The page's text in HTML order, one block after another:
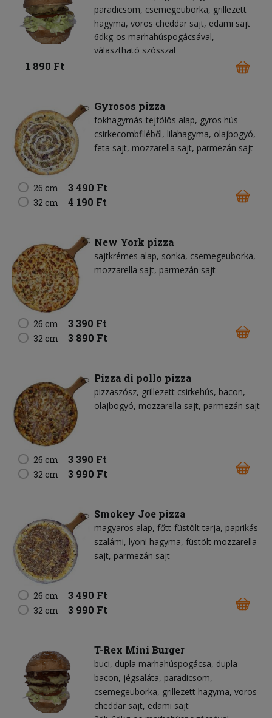
paradicsom csemegeuborka grillezett
hagyma vörös cheddar sajt edami sajt
6dkg-os marhahúspogácsával,
választható szósszal
1 890 Ft
Gyrosos pizza
fokhagymás-tejfölös alap gyros hús
csirkecombfiléből lilahagyma olajbogyó
feta sajt mozzarella sajt parmezán sajt
26 cm 3 490 Ft
32 cm 4 190 Ft
New York pizza
sajtkrémes alap sonka csemegeuborka
mozzarella sajt parmezán sajt
26 cm 3 390 Ft
32 cm 3 890 Ft
Pizza di pollo pizza
pizzaszósz grillezett csirkehús bacon
olajbogyó mozzarella sajt parmezán sajt
26 cm 3 390 Ft
32 cm 3 990 Ft
Smokey Joe pizza
magyaros alap főtt-füstölt tarja paprikás
szalámi lyoni hagyma füstölt mozzarella
sajt parmezán sajt
26 cm 3 490 Ft
32 cm 3 990 Ft
T-Rex Mini Burger
buci dupla marhahúspogácsa dupla
bacon jégsaláta paradicsom
csemegeuborka grillezett hagyma vörös
cheddar sajt edami sajt